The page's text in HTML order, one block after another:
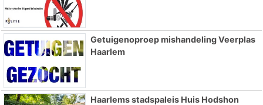
Getuigenoproep mishandeling Veerplas
Haarlem
Haarlems stadspaleis Huis Hodshon